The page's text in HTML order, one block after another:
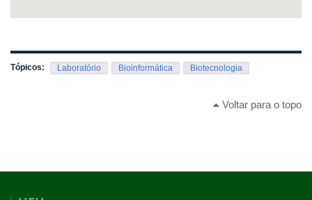
Tópicos: Laboratório Bioinformática Biotecnologia
Voltar para o topo